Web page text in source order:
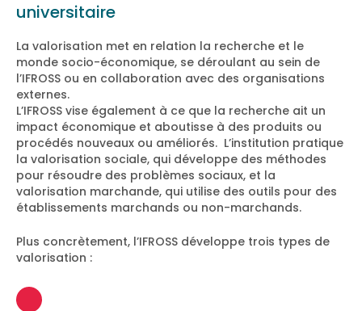
universitaire
La valorisation met en relation la recherche et le
monde socio-économique, se déroulant au sein de
l’IFROSS ou en collaboration avec des organisations
externes.
L’IFROSS vise également à ce que la recherche ait un
impact économique et aboutisse à des produits ou
procédés nouveaux ou améliorés. L’institution pratique
la valorisation sociale, qui développe des méthodes
pour résoudre des problèmes sociaux, et la
valorisation marchande, qui utilise des outils pour des
établissements marchands ou non-marchands.
Plus concrètement, l’IFROSS développe trois types de
valorisation :